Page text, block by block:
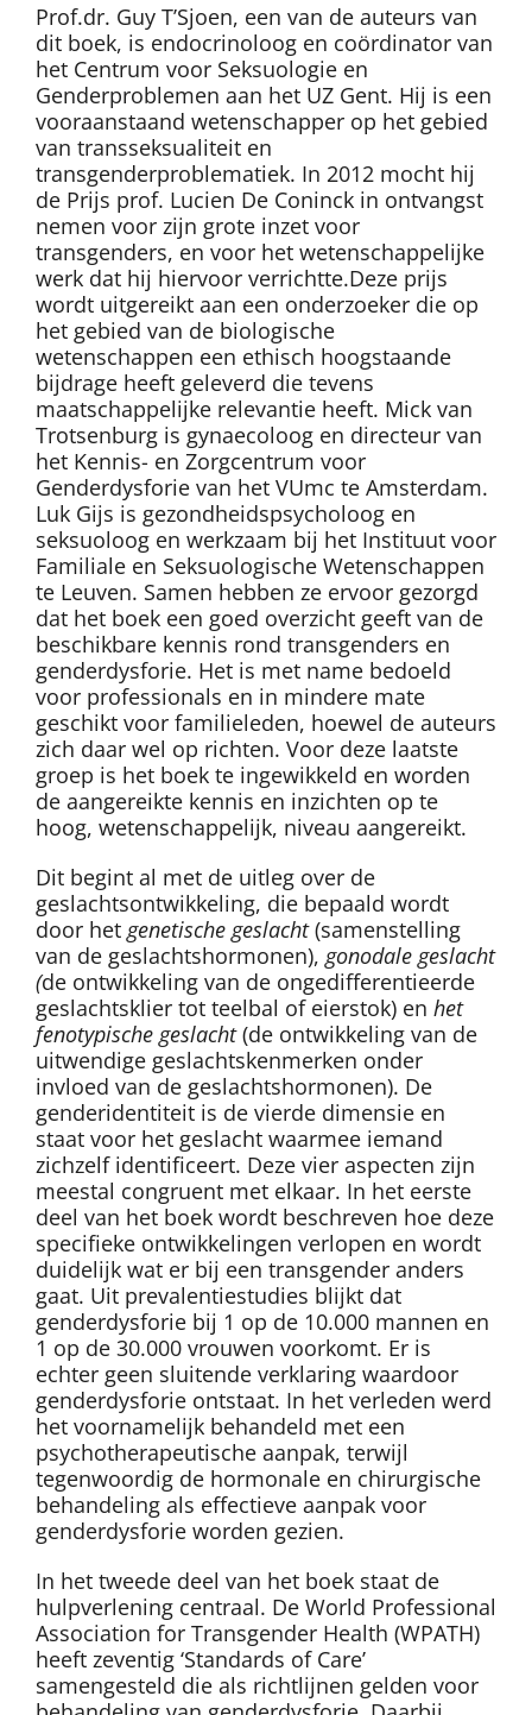
Prof.dr. Guy T’Sjoen, een van de auteurs van
dit boek, is endocrinoloog en coördinator van
het Centrum voor Seksuologie en
Genderproblemen aan het UZ Gent. Hij is een
vooraanstaand wetenschapper op het gebied
van transseksualiteit en
transgenderproblematiek. In 2012 mocht hij
de Prijs prof. Lucien De Coninck in ontvangst
nemen voor zijn grote inzet voor
transgenders, en voor het wetenschappelijke
werk dat hij hiervoor verrichtte.Deze prijs
wordt uitgereikt aan een onderzoeker die op
het gebied van de biologische
wetenschappen een ethisch hoogstaande
bijdrage heeft geleverd die tevens
maatschappelijke relevantie heeft. Mick van
Trotsenburg is gynaecoloog en directeur van
het Kennis- en Zorgcentrum voor
Genderdysforie van het VUmc te Amsterdam.
Luk Gijs is gezondheidspsycholoog en
seksuoloog en werkzaam bij het Instituut voor
Familiale en Seksuologische Wetenschappen
te Leuven. Samen hebben ze ervoor gezorgd
dat het boek een goed overzicht geeft van de
beschikbare kennis rond transgenders en
genderdysforie. Het is met name bedoeld
voor professionals en in mindere mate
geschikt voor familieleden, hoewel de auteurs
zich daar wel op richten. Voor deze laatste
groep is het boek te ingewikkeld en worden
de aangereikte kennis en inzichten op te
hoog, wetenschappelijk, niveau aangereikt.
Dit begint al met de uitleg over de
geslachtsontwikkeling, die bepaald wordt
door het genetische geslacht(samenstelling
van de geslachtshormonen), gonodale geslacht
(de ontwikkeling van de ongedifferentieerde
geslachtsklier tot teelbal of eierstok) en het
fenotypische geslacht(de ontwikkeling van de
uitwendige geslachtskenmerken onder
invloed van de geslachtshormonen). De
genderidentiteit is de vierde dimensie en
staat voor het geslacht waarmee iemand
zichzelf identificeert. Deze vier aspecten zijn
meestal congruent met elkaar. In het eerste
deel van het boek wordt beschreven hoe deze
specifieke ontwikkelingen verlopen en wordt
duidelijk wat er bij een transgender anders
gaat. Uit prevalentiestudies blijkt dat
genderdysforie bij 1 op de 10.000 mannen en
1 op de 30.000 vrouwen voorkomt. Er is
echter geen sluitende verklaring waardoor
genderdysforie ontstaat. In het verleden werd
het voornamelijk behandeld met een
psychotherapeutische aanpak, terwijl
tegenwoordig de hormonale en chirurgische
behandeling als effectieve aanpak voor
genderdysforie worden gezien.
In het tweede deel van het boek staat de
hulpverlening centraal. De World Professional
Association for Transgender Health (WPATH)
heeft zeventig ‘Standards of Care’
samengesteld die als richtlijnen gelden voor